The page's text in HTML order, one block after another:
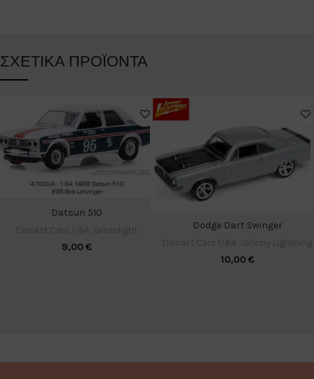
ΣΧΕΤΙΚΆ ΠΡΟΪΌΝΤΑ
Datsun 510
9,00€
Dodge Dart Swinger
10,00€